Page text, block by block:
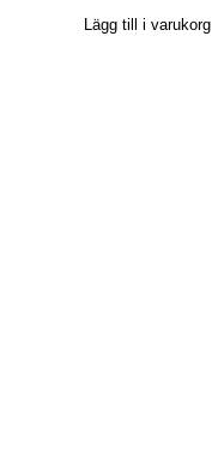
Lägg till i varukorg